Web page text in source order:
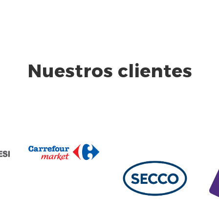
Nuestros clientes